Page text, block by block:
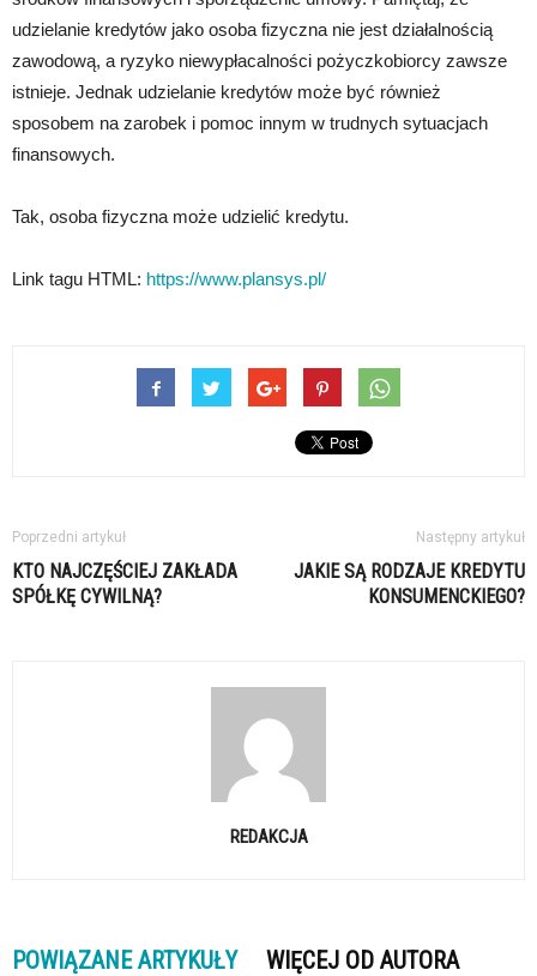
udzielanie kredytów jako osoba fizyczna nie jest działalnością
zawodową, a ryzyko niewypłacalności pożyczkobiorcy zawsze
istnieje. Jednak udzielanie kredytów może być również
sposobem na zarobek i pomoc innym w trudnych sytuacjach
finansowych.
Tak, osoba fizyczna może udzielić kredytu.
Link tagu HTML: https://www.plansys.pl/
Poprzedni artykuł
KTO NAJCZĘŚCIEJ ZAKŁADA
SPÓŁKĘ CYWILNĄ?
Następny artykuł
JAKIE SĄ RODZAJE KREDYTU
KONSUMENCKIEGO?
REDAKCJA
POWIĄZANE ARTYKUŁY WIĘCEJ OD AUTORA